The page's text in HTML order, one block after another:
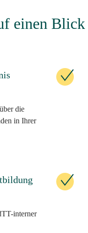
einen Blick
die
in Ihrer
interner